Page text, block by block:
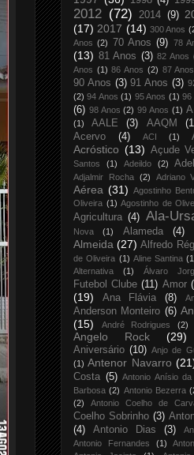
2012 (72) 2014 (9)
(17) 2017 (14) 300 Anos
Anos (2) 70 Anos (9) 78
(13) 81 Anos (3) 82 Anos
Anos (1) 86 Anos (2) 87 Anos
90 Anos (3) 91 Anos (3)
(2) 94 Anos (1) 95 Anos (1) 96
(6) 98 Anos (2) 99 Anos (1)
(1)
AALE (3) AAQM
Acervo (4) ACI (1)
Acróstico (13) Açude
Santos
(1) Adeildo (2)
Adjalmir Rocha (2) Adriano
Aérea (31) Agostinho
Oliveira (1) Agostinho de
Agricultura (4) Ala-
Nova
(1) Alameda (4)
Almeida (27) Alfredo
de Oliveira (1) Aline Santina
Alternativa
(1) Álvaro
Futebol Clube (11) Amor
(19)
Ana Flávia (8)
Anderson Monteiro (6)
(15)
André Rodrigues (2)
Angelo Rock (29)
Aniversário (10) Anjo de
(1) Antenor Navarro
Costa (5) Antonio Anísio
Barbosa (2) Antonio Bezerra
(2)
Antonio Coelho de
Coelho Sobrinho (3)
(4)
Antonio Dias (3)
Antonio Fernandes
(1)